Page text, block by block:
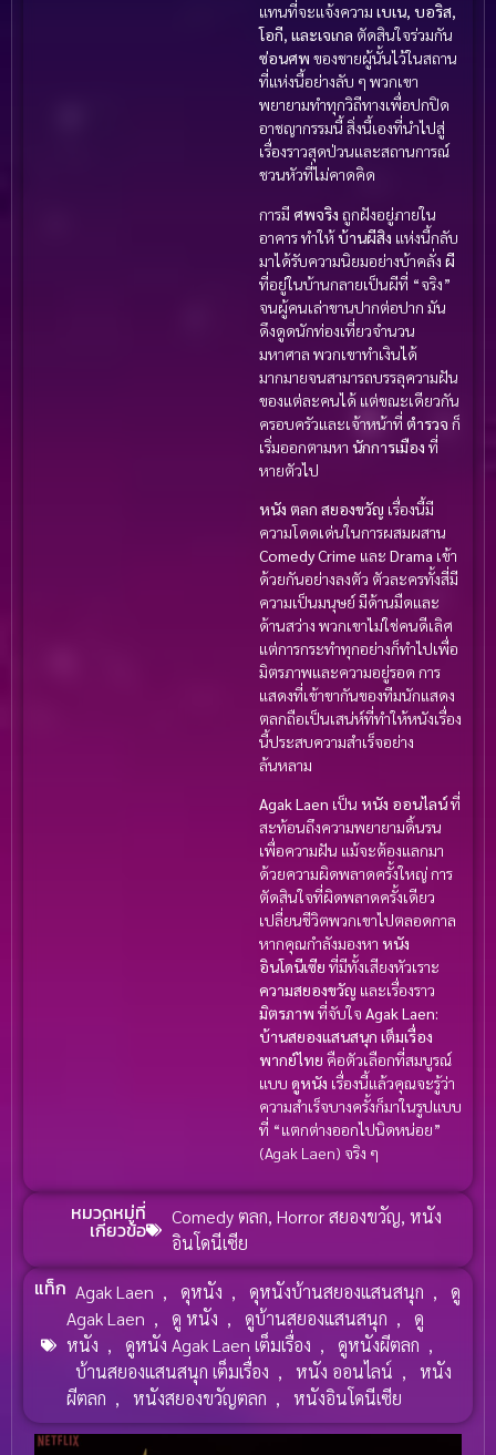
แทนที่จะแจ้งความ เบเน, บอริส,
โอกี, และเจเกล ตัดสินใจร่วมกัน
ซ่อนศพ ของชายผู้นั้นไว้ในสถาน
ที่แห่งนี้อย่างลับ ๆ พวกเขา
พยายามทำทุกวิถีทางเพื่อปกปิด
อาชญากรรมนี้ สิ่งนี้เองที่นำไปสู่
เรื่องราวสุดป่วนและสถานการณ์
ชวนหัวที่ไม่คาดคิด
การมี ศพจริง ถูกฝังอยู่ภายใน
อาคาร ทำให้บ้านผีสิง แห่งนี้กลับ
มาได้รับความนิยมอย่างบ้าคลั่ง ผี
ที่อยู่ในบ้านกลายเป็นผีที่ “จริง”
จนผู้คนเล่าขานปากต่อปาก มัน
ดึงดูดนักท่องเที่ยวจำนวน
มหาศาล พวกเขาทำเงินได้
มากมายจนสามารถบรรลุความฝัน
ของแต่ละคนได้ แต่ขณะเดียวกัน
ครอบครัวและเจ้าหน้าที่ ตำรวจ ก็
เริ่มออกตามหา นักการเมือง ที่
หายตัวไป
หนัง ตลก สยองขวัญ เรื่องนี้มี
ความโดดเด่นในการผสมผสาน
ComedyCrime และ Drama เข้า
ด้วยกันอย่างลงตัว ตัวละครทั้งสี่มี
ความเป็นมนุษย์ มีด้านมืดและ
ด้านสว่าง พวกเขาไม่ใช่คนดีเลิศ
แต่การกระทำทุกอย่างก็ทำไปเพื่อ
มิตรภาพและความอยู่รอด การ
แสดงที่เข้าขากันของทีมนักแสดง
ตลกถือเป็นเสน่ห์ที่ทำให้หนังเรื่อง
นี้ประสบความสำเร็จอย่าง
ล้นหลาม
Agak Laen เป็น หนัง ออนไลน์ที่
สะท้อนถึงความพยายามดิ้นรน
เพื่อความฝัน แม้จะต้องแลกมา
ด้วยความผิดพลาดครั้งใหญ่ การ
ตัดสินใจที่ผิดพลาดครั้งเดียว
เปลี่ยนชีวิตพวกเขาไปตลอดกาล
หากคุณกำลังมองหา หนัง
อินโดนีเซีย ที่มีทั้งเสียงหัวเราะ
ความสยองขวัญ และเรื่องราว
มิตรภาพ ที่จับใจ Agak Laen:
บ้านสยองแสนสนุก เต็มเรื่อง
พากย์ไทย คือตัวเลือกที่สมบูรณ์
แบบ ดูหนัง เรื่องนี้แล้วคุณจะรู้ว่า
ความสำเร็จบางครั้งก็มาในรูปแบบ
ที่ “แตกต่างออกไปนิดหน่อย”
(Agak Laen) จริง ๆ
หมวดหมู่ที่
เกี่ยวข้อ
Comedy ตลก, Horror สยองขวัญ, หนัง
อินโดนีเซีย
แท็ก Agak Laen , ดุหนัง , ดุหนังบ้านสยองแสนสนุก ,
ดู
Agak Laen , ดู หนัง , ดูบ้านสยองแสนสนุก ,
ดู
หนัง , ดูหนัง Agak Laen เต็มเรื่อง , ดูหนังผีตลก ,
บ้านสยองแสนสนุก เต็มเรื่อง , หนัง ออนไลน์ ,
หนัง
ผีตลก , หนังสยองขวัญตลก , หนังอินโดนีเซีย